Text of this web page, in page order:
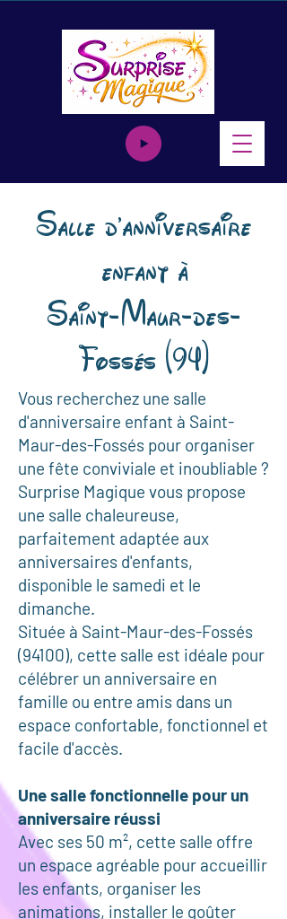
Salle d'anniversaire
enfant à
Saint-Maur-des-
Fossés (94)
Vous recherchez une salle
d'anniversaire enfant à Saint-
Maur-des-Fossés pour organiser
une fête conviviale et inoubliable ?
Surprise Magique vous propose
une salle chaleureuse,
parfaitement adaptée aux
anniversaires d'enfants,
disponible le samedi et le
dimanche.
Située à Saint-Maur-des-Fossés
(94100), cette salle est idéale pour
célébrer un anniversaire en
famille ou entre amis dans un
espace confortable, fonctionnel et
facile d'accès.
Une salle fonctionnelle pour un
anniversaire réussi
Avec ses 50 m², cette salle offre
un espace agréable pour accueillir
les enfants, organiser les
animations, installer le goûter